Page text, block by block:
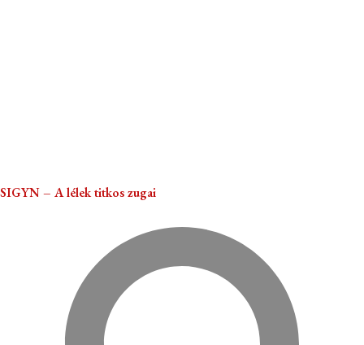
SIGYN – A lélek titkos zugai